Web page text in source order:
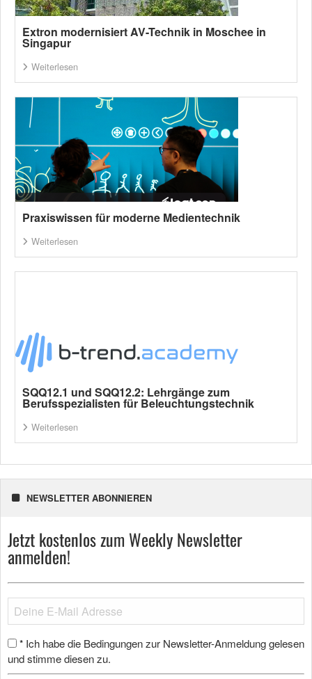
Extron modernisiert AV-Technik in Moschee in
Singapur
Weiterlesen
Praxiswissen für moderne Medientechnik
Weiterlesen
SQQ12.1 und SQQ12.2: Lehrgänge zum
Berufsspezialisten für Beleuchtungstechnik
Weiterlesen
NEWSLETTER ABONNIEREN
Jetzt kostenlos zum Weekly Newsletter
anmelden!
* Ich habe die Bedingungen zur Newsletter-Anmeldung gelesen
und stimme diesen zu.